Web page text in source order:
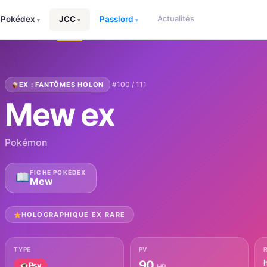
Pokédex ▾ JCC ▾ Passlord ▾ Actualités
EX : FANTÔMES HOLON ·#100 / 111
Mew ex
Pokémon
FICHE POKÉDEX
Mew
HOLOGRAPHIQUE EX RARE
TYPE PV